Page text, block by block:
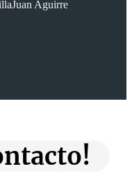
Juan Aguirre